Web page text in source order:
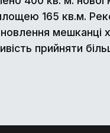
165 кв.м.
прийняти